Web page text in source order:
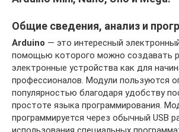
Общие сведения, анализ и
Arduino — это интересный
помощью которого можно создавать
электронные устройства как для
профессионалов. Модули пользуются
популярностью благодаря удобству
простоте языка программирования.
программируется через обычный USB